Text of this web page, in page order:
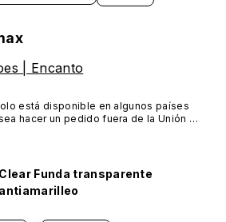
| Encanto
está disponible en algunos países
hacer un pedido fuera de la Unión
Clear Funda transparente
antiamarilleo